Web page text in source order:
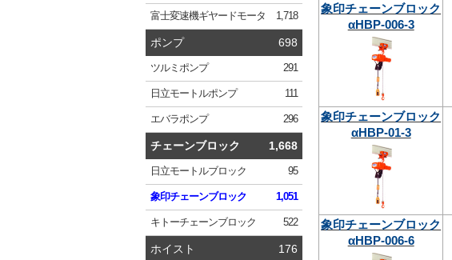
富士変速機ギヤードモータ 1,718
ポンプ 698
ツルミ ポンプ 291
日立モートルポンプ 111
エバラポンプ 296
チェーンブロック 1,668
日立モートルブロック 95
象印チェーンブロック 1,051
キトーチェーンブロック 522
ホイスト 176
象印チェーンブロック
αHBP-006-3
象印チェーンブロック
αHBP-01-3
象印チェーンブロック
αHBP-006-6